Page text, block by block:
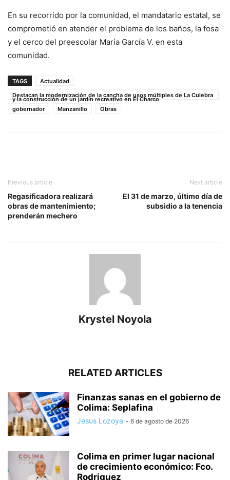
En su recorrido por la comunidad, el mandatario estatal, se
comprometió en atender el problema de los baños, la fosa
y el cerco del preescolar María García V. en esta
comunidad.
TAGS
Actualidad
Destacan la modernización de la cancha de usos múltiples de La Culebra
y la construcción de un jardín recreativo en El Charco
gobernador
Manzanillo Obras
Previous article
Regasificadora realizará
obras de mantenimiento;
prenderán mechero
Next article
El 31 de marzo, último día de
subsidio a la tenencia
Krystel Noyola
RELATED ARTICLES
Finanzas sanas en el gobierno de
Colima: Seplafina
Jesus Lozoya - 6 de agosto de 2026
Colima en primer lugar nacional
de crecimiento económico: Fco.
Rodriguez